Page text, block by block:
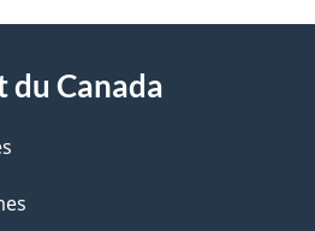
Canada